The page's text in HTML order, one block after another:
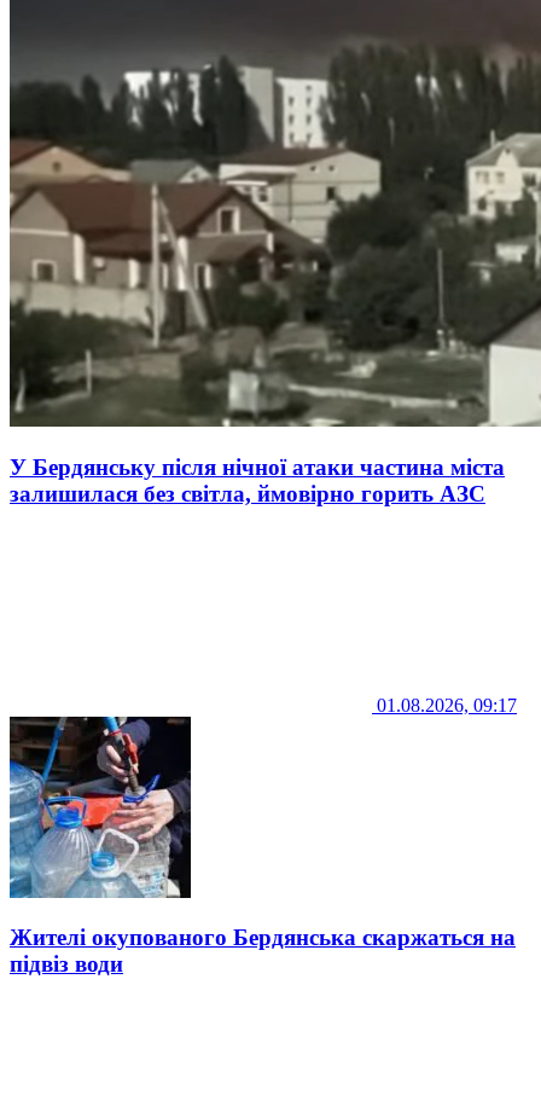
У Бердянську після нічної атаки частина міста
залишилася без світла, ймовірно горить АЗС
01.08.2026, 09:17
Жителі окупованого Бердянська скаржаться на
підвіз води